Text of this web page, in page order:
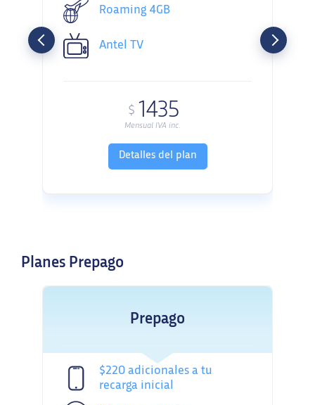
Roaming 4GB
Antel TV
$ 1435
Mensual IVA inc.
Detalles del plan
Planes Prepago
Prepago
$220 adicionales a tu
recarga inicial